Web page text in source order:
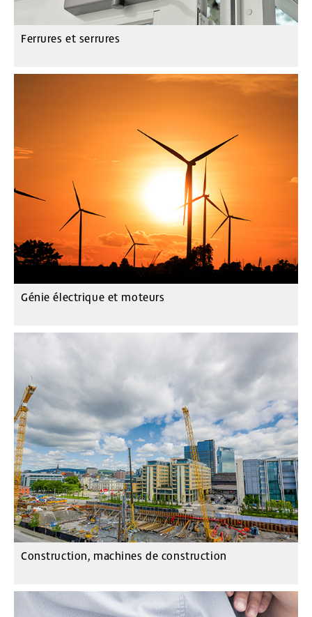
Ferrures et serrures
Génie électrique et moteurs
Construction, machines de construction